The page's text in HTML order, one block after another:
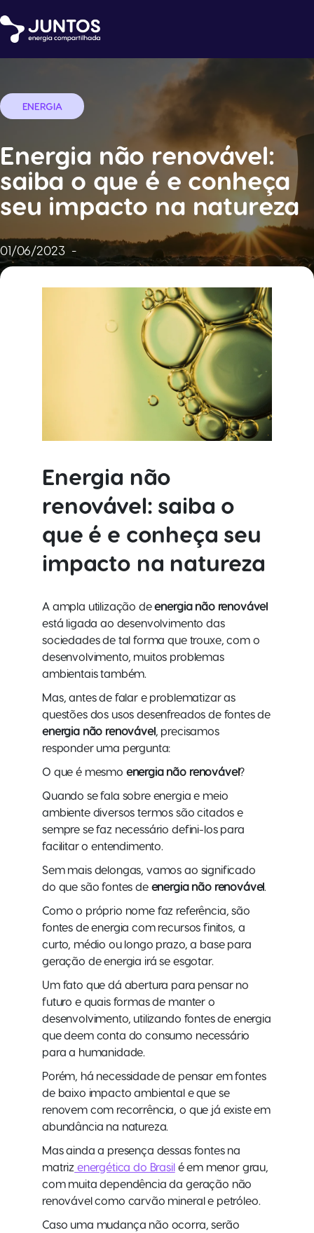
ENERGIA
Energia não renovável:
saiba o que é e conheça
seu impacto na natureza
01/06/2023-
Energia não
renovável: saiba o
que é e conheça seu
impacto na natureza
A ampla utilização deenergia não renovável
está ligada ao desenvolvimento das
sociedades de tal forma que trouxe, com o
desenvolvimento, muitos problemas
ambientais também.
Mas, antes de falar e problematizar as
questões dos usos desenfreados de fontes de
energia não renovável, precisamos
responder uma pergunta:
O que é mesmo energia não renovável?
Quando se fala sobre energia e meio
ambiente diversos termos são citados e
sempre se faz necessário defini-los para
facilitar o entendimento.
Sem mais delongas, vamos ao significado
do que são fontes de energia não renovável
Como o próprio nome faz referência, são
fontes de energia com recursos finitos, a
curto, médio ou longo prazo, a base para
geração de energia irá se esgotar.
Um fato que dá abertura para pensar no
futuro e quais formas de manter o
desenvolvimento, utilizando fontes de energia
que deem conta do consumo necessário
para a humanidade.
Porém, há necessidade de pensar em fontes
de baixo impacto ambiental e que se
renovem com recorrência, o que já existe em
abundância na natureza.
Mas ainda a presença dessas fontes na
matriz energética do Brasilé em menor grau,
com muita dependência da geração não
renovável como carvão mineral e petróleo.
Caso uma mudança não ocorra, serão